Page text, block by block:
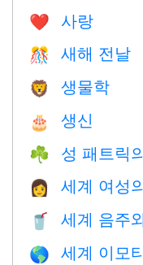
❤️️ 사랑
🎊 새해 전날
🦁 생물학
🎂 생신
☘️ 성 패트릭
👩 세계 여성
🥤 세계 음주
🌎 세계 이모